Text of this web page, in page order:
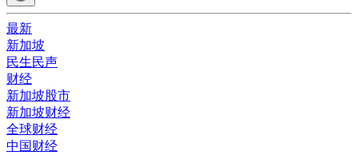
最新
新加坡
民生民声
财经
新加坡股市
新加坡财经
全球财经
中国财经